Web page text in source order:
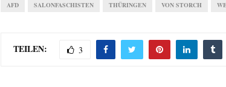
AFD SALONFASCHISTEN THÜRINGEN VON STORCH
TEILEN: 3